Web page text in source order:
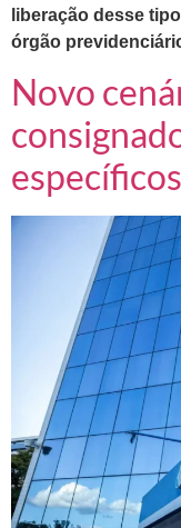
liberação desse
órgão
Novo